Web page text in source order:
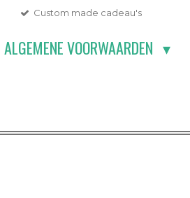
Custom made cadeau's
ALGEMENE VOORWAARDEN